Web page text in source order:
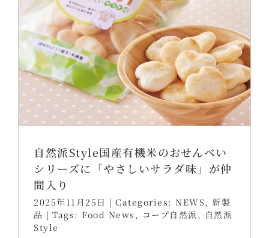
自然派Style国産有機米のおせんべい
シリーズに「やさしいサラダ味」が仲
間入り
2025年11月25日 | Categories: NEWS, 新製
品 | Tags: Food News , コープ自然派 , 自然派
Style